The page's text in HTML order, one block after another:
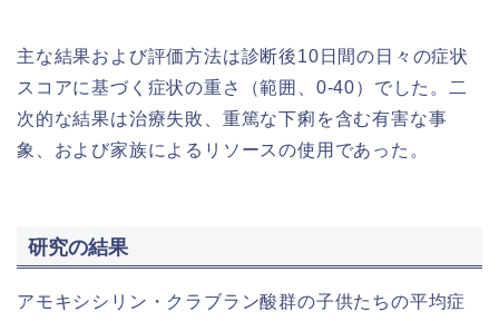
主な結果および評価方法は診断後10日間の日々の症状
スコアに基づく症状の重さ（範囲、0-40）でした。二
次的な結果は治療失敗、重篤な下痢を含む有害な事
象、および家族によるリソースの使用であった。
研究の結果
アモキシシリン・クラブラン酸群の子供たちの平均症